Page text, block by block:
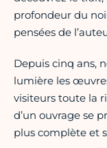
profondeur du
pensées de
Depuis cinq ans,
lumière les
visiteurs toute la
d’un ouvrage se
plus complète et